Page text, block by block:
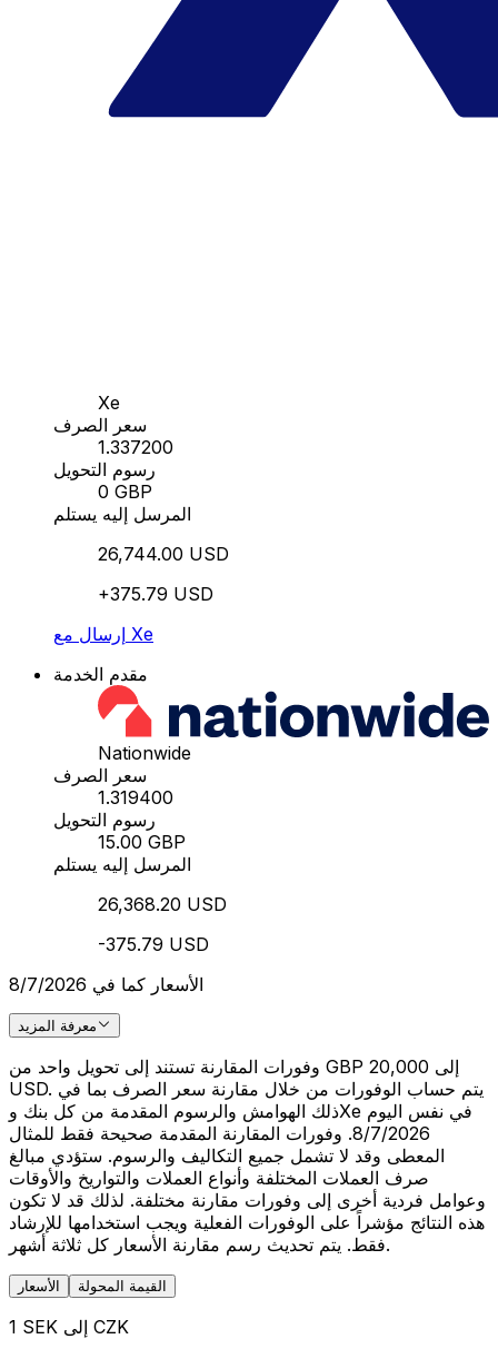
Xe
سعر الصرف
1.337200
رسوم التحويل
0 GBP
المرسل إليه يستلم
26,744.00 USD
+375.79 USD
إرسال مع Xe
مقدم الخدمة
Nationwide
سعر الصرف
1.319400
رسوم التحويل
15.00 GBP
المرسل إليه يستلم
26,368.20 USD
-375.79 USD
الأسعار كما في 8/7/2026
معرفة المزيد
وفورات المقارنة تستند إلى تحويل واحد من GBP 20,000 إلى
USD. يتم حساب الوفورات من خلال مقارنة سعر الصرف بما في
ذلك الهوامش والرسوم المقدمة من كل بنك وXe في نفس اليوم
8/7/2026. وفورات المقارنة المقدمة صحيحة فقط للمثال
المعطى وقد لا تشمل جميع التكاليف والرسوم. ستؤدي مبالغ
صرف العملات المختلفة وأنواع العملات والتواريخ والأوقات
وعوامل فردية أخرى إلى وفورات مقارنة مختلفة. لذلك قد لا تكون
هذه النتائج مؤشراً على الوفورات الفعلية ويجب استخدامها للإرشاد
فقط. يتم تحديث رسم مقارنة الأسعار كل ثلاثة أشهر.
الأسعار القيمة المحولة
1 SEK إلى CZK